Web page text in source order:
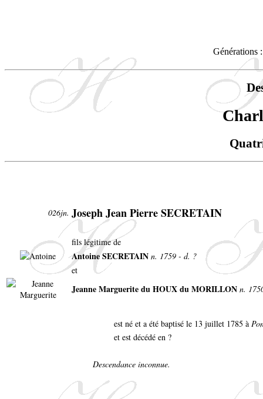
Générations :
026jn. Joseph Jean Pierre SECRETAIN
fils légitime de
Antoine SECRETAIN n. 1759 - d. ?
et
Jeanne Marguerite du HOUX du MORILLON n.
est né et a été baptisé le 13 juillet 1785 à
et est décédé en ?
Descendance inconnue.